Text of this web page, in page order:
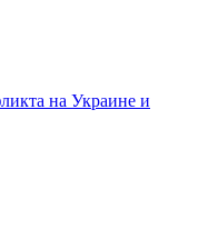
на Украине и